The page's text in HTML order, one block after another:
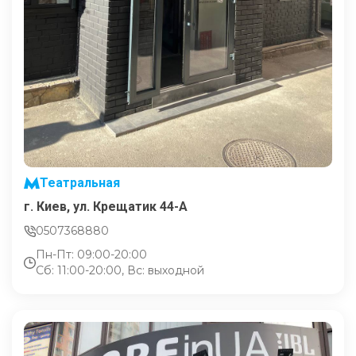
Театральная
г. Киев, ул. Крещатик 44-А
0507368880
Пн-Пт: 09:00-20:00
Сб: 11:00-20:00, Вс: выходной